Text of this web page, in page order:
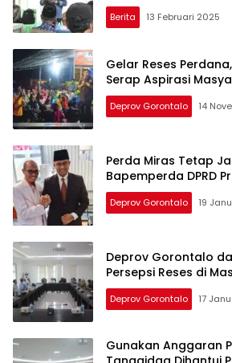
Berita 13 Februari 2025
Gelar Reses
Serap Aspirasi
Deprov Gorontalo 14
Perda Miras Tetap
Bapemperda DPRD
Deprov Gorontalo 19
Deprov Gorontalo
Persepsi Reses di
Deprov Gorontalo 17
Gunakan Anggaran